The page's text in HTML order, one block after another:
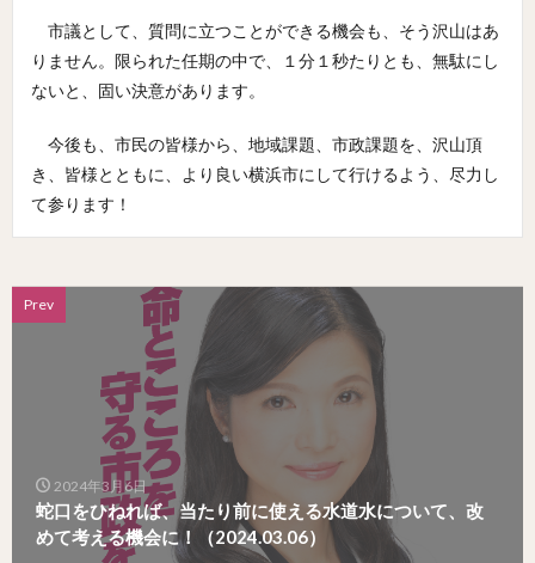
市議として、質問に立つことができる機会も、そう沢山はあ
りません。限られた任期の中で、１分１秒たりとも、無駄にし
ないと、固い決意があります。
今後も、市民の皆様から、地域課題、市政課題を、沢山頂
き、皆様とともに、より良い横浜市にして行けるよう、尽力し
て参ります！
Prev
2024年3月6日
蛇口をひねれば、当たり前に使える水道水について、改
めて考える機会に！（2024.03.06）